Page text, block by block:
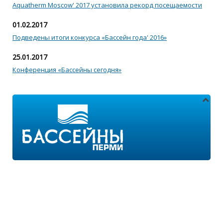
Aquatherm Moscow' 2017 установила рекорд посещаемости
01.02.2017
Подведены итоги конкурса «Бассейн года' 2016»
25.01.2017
Конференция «Бассейны сегодня»